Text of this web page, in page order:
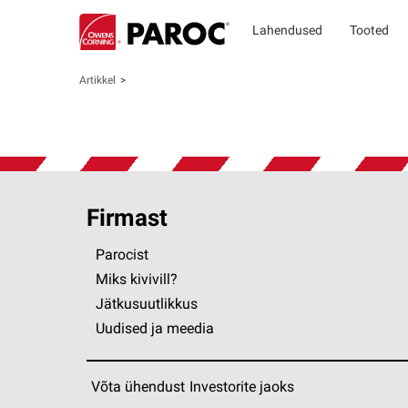
Lahendused Tooted
Artikkel
Firmast
Parocist
Miks kivivill?
Jätkusuutlikkus
Uudised ja meedia
Võta ühendust Investorite jaoks